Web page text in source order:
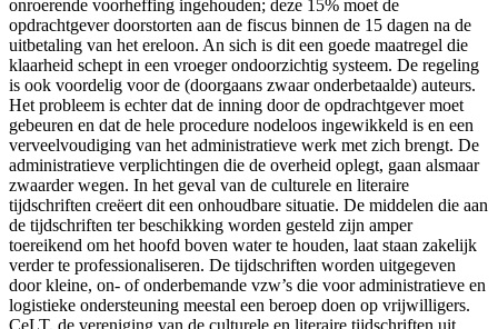
onroerende voorheffing ingehouden; deze 15% moet de
opdrachtgever doorstorten aan de fiscus binnen de 15 dagen na de
uitbetaling van het ereloon. An sich is dit een goede maatregel die
klaarheid schept in een vroeger ondoorzichtig systeem. De regeling
is ook voordelig voor de (doorgaans zwaar onderbetaalde) auteurs.
Het probleem is echter dat de inning door de opdrachtgever moet
gebeuren en dat de hele procedure nodeloos ingewikkeld is en een
verveelvoudiging van het administratieve werk met zich brengt. De
administratieve verplichtingen die de overheid oplegt, gaan alsmaar
zwaarder wegen. In het geval van de culturele en literaire
tijdschriften creëert dit een onhoudbare situatie. De middelen die aan
de tijdschriften ter beschikking worden gesteld zijn amper
toereikend om het hoofd boven water te houden, laat staan zakelijk
verder te professionaliseren. De tijdschriften worden uitgegeven
door kleine, on- of onderbemande vzw’s die voor administratieve en
logistieke ondersteuning meestal een beroep doen op vrijwilligers.
CeLT, de vereniging van de culturele en literaire tijdschriften uit